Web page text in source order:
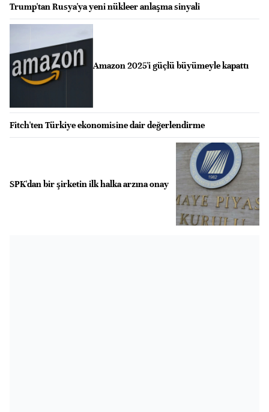
Trump'tan Rusya'ya yeni nükleer anlaşma sinyali
Amazon 2025'i güçlü büyümeyle kapattı
Fitch'ten Türkiye ekonomisine dair değerlendirme
SPK'dan bir şirketin ilk halka arzına onay